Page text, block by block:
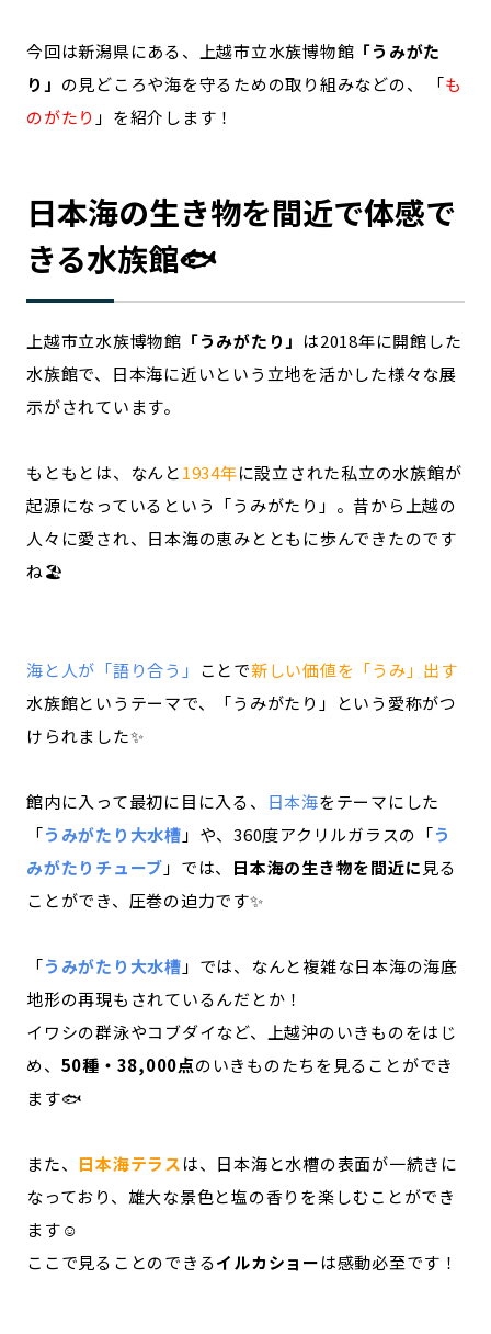
今回は新潟県にある、上越市立水族博物館 「うみがた
り」 の見どころや海を守るための取り組みなどの、 「も
のがたり 」を紹介します！
日本海の生き物を間近で体感で
きる水族館🐟
上越市立水族博物館 「うみがたり」 は2018年に開館した
水族館で、日本海に近いという立地を活かした様々な展
示がされています。
もともとは、なんと1934年に設立された私立の水族館が
起源になっているという「うみがたり」。昔から上越の
人々に愛され、日本海の恵みとともに歩んできたのです
ね🏖️
海と人が「語り合う」 ことで新しい価値を「うみ」出す
水族館というテーマで、「うみがたり」という愛称がつ
けられました✨
館内に入って最初に目に入る、 日本海をテーマにした
「うみがたり大水槽 」や、360度アクリルガラスの「う
みがたりチューブ 」では、 日本海の生き物を間近に見る
ことができ、圧巻の迫力です✨
「うみがたり大水槽 」では、なんと複雑な日本海の海底
地形の再現もされているんだとか！
イワシの群泳やコブダイなど、上越沖のいきものをはじ
め、 50種・38,000点のいきものたちを見ることができ
ます🐟
また、 日本海テラスは、日本海と水槽の表面が一続きに
なっており、雄大な景色と塩の香りを楽しむことができ
ます☺️
ここで見ることのできるイルカショーは感動必至です！